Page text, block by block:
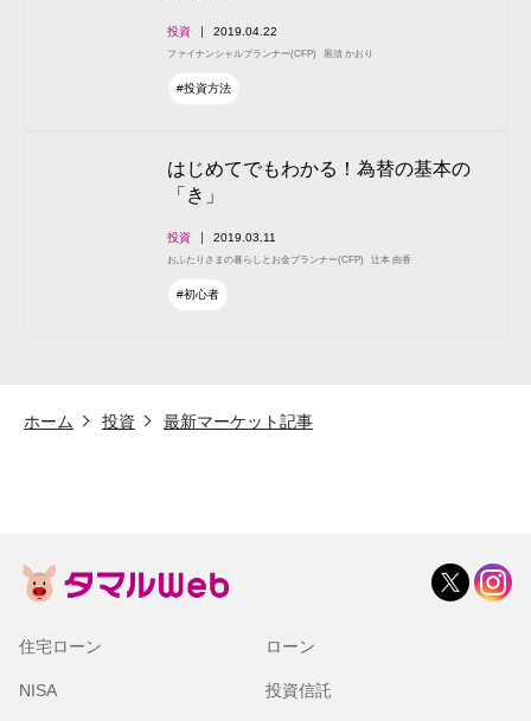
投資 2019.04.22
ファイナンシャルプランナー(CFP) 黒須 かおり
#投資方法
はじめてでもわかる！為替の基本の
「き」
投資 2019.03.11
おふたりさまの暮らしとお金プランナー(CFP) 辻本 由香
#初心者
ホーム 投資 最新マーケット記事
住宅ローン ローン
NISA 投資信託